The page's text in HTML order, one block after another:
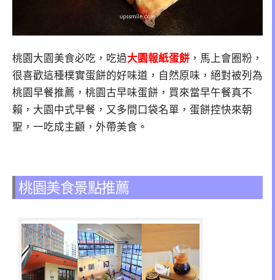
桃園大園美食必吃，吃過大園報紙蛋餅 ，馬上會圈粉，
很喜歡這種樸實蛋餅的好味道，自然原味，絕對被列為
桃園早餐推薦，桃園古早味蛋餅，買來當早午餐真不
賴，大園中式早餐，又多間口袋名單，蛋餅控快來朝
聖，一吃成主顧，外帶美食。
桃園美食景點推薦